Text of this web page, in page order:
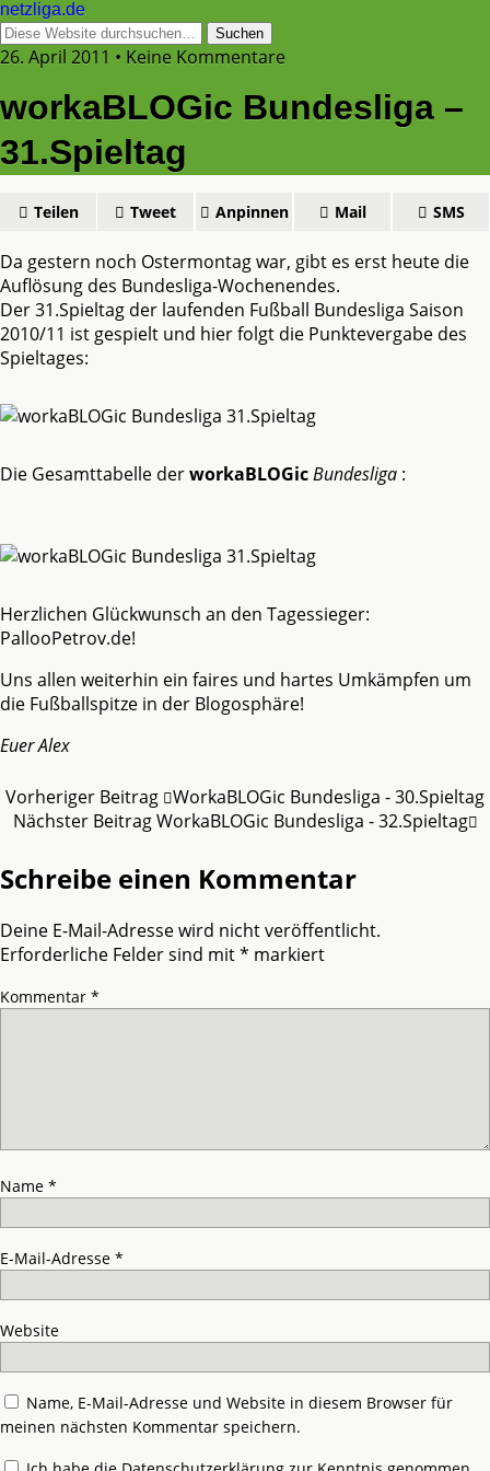
netzliga.de
26. April 2011 • Keine Kommentare
workaBLOGic Bundesliga –
31.Spieltag
Teilen Tweet Anpinnen Mail SMS
Da gestern noch Ostermontag war, gibt es erst heute die
Auflösung des Bundesliga-Wochenendes.
Der 31.Spieltag der laufenden Fußball Bundesliga Saison
2010/11 ist gespielt und hier folgt die Punktevergabe des
Spieltages:
Die Gesamttabelle derworkaBLOGicBundesliga :
Herzlichen Glückwunsch an den Tagessieger:
PallooPetrov.de!
Uns allen weiterhin ein faires und hartes Umkämpfen um
die Fußballspitze in der Blogosphäre!
Euer Alex
Vorheriger Beitrag WorkaBLOGic Bundesliga - 30.Spieltag
Nächster BeitragWorkaBLOGic Bundesliga - 32.Spieltag
Schreibe einen Kommentar
Deine E-Mail-Adresse wird nicht veröffentlicht.
Erforderliche Felder sind mit* markiert
Kommentar *
Name *
E-Mail-Adresse *
Website
Name, E-Mail-Adresse und Website in diesem Browser für
meinen nächsten Kommentar speichern.